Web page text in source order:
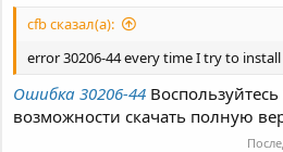
Senha de arquivo Office 2013-2024 C2R:
cfb сказал(а):
error 30206-44 every time I try to
Ошибка 30206-44
возможности скачать полную